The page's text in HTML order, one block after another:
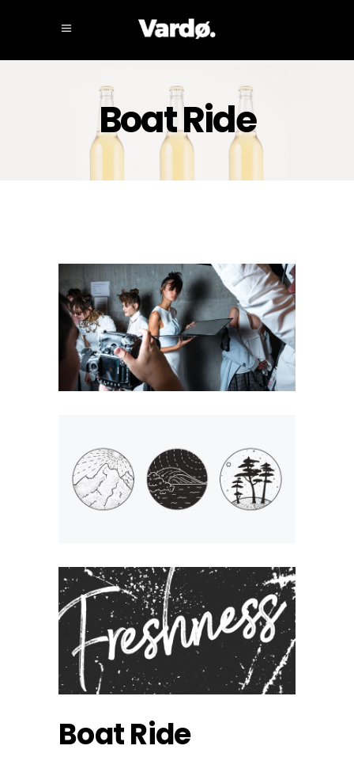
Boat Ride
Boat Ride